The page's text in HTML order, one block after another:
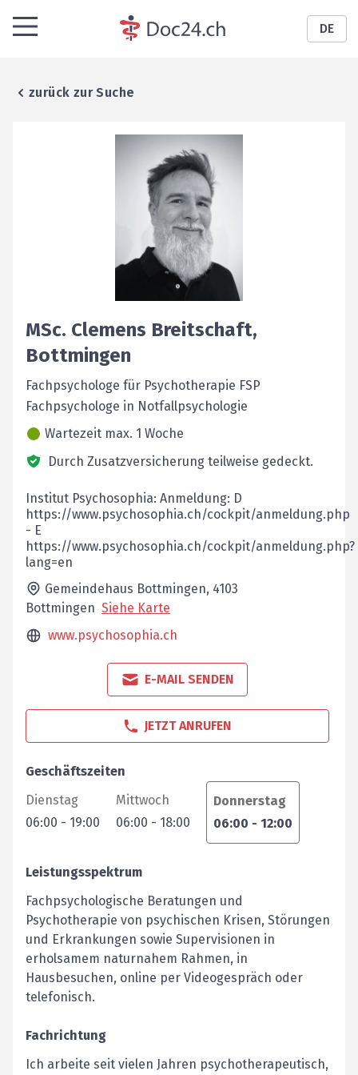
DE
zurück zur Suche
MSc. Clemens Breitschaft,
Bottmingen
Fachpsychologe für Psychotherapie FSP
Fachpsychologe in Notfallpsychologie
Wartezeit max. 1 Woche
Durch Zusatzversicherung teilweise gedeckt.
Institut Psychosophia: Anmeldung: D
https://www.psychosophia.ch/cockpit/anmeldung.php
- E
https://www.psychosophia.ch/cockpit/anmeldung.php?
lang=en
Gemeindehaus Bottmingen, 4103
Bottmingen Siehe Karte
www.psychosophia.ch
E-MAIL SENDEN
JETZT ANRUFEN
Geschäftszeiten
Dienstag
06:00 - 19:00
Mittwoch
06:00 - 18:00
Donnerstag
06:00 - 12:00
Leistungsspektrum
Fachpsychologische Beratungen und
Psychotherapie von psychischen Krisen, Störungen
und Erkrankungen sowie Supervisionen in
erholsamem naturnahem Rahmen, in
Hausbesuchen, online per Videogespräch oder
telefonisch.
Fachrichtung
Ich arbeite seit vielen Jahren psychotherapeutisch,